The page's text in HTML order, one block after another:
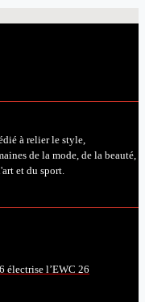
à relier le style,
de la mode, de la beauté,
et du sport.
électrise l’EWC 26